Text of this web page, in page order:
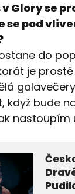
Glory se
se pod
do
je
když bude